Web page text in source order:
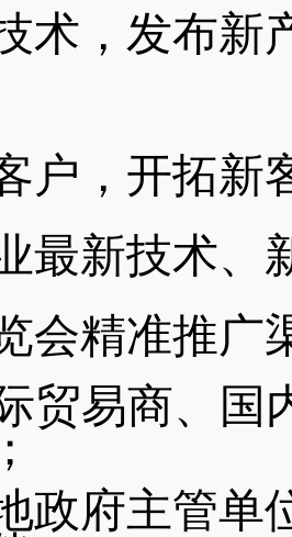
术，发布新
户，开拓新
最新技术、
会精准推广
贸易商、国
政府主管单